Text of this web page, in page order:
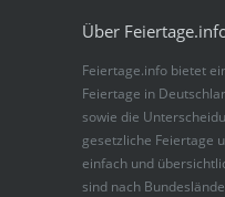
Über
Feiertage.info bietet
Feiertage in
sowie die
gesetzliche Feiertage
einfach und
sind nach